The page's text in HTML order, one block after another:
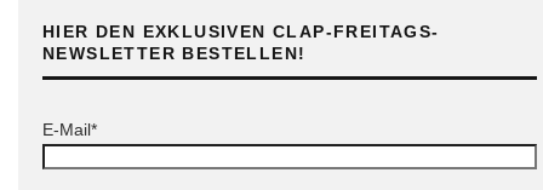
HIER DEN EXKLUSIVEN CLAP-FREITAGS-
NEWSLETTER BESTELLEN!
E-Mail*